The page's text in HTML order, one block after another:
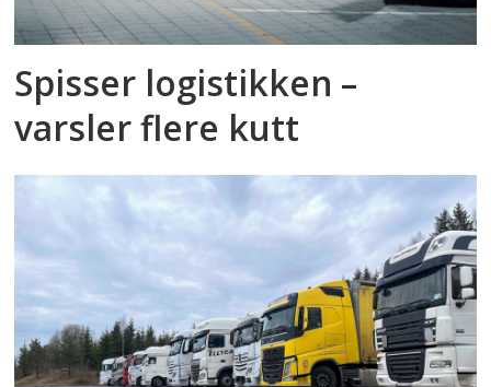
Spisser logistikken –
varsler flere kutt